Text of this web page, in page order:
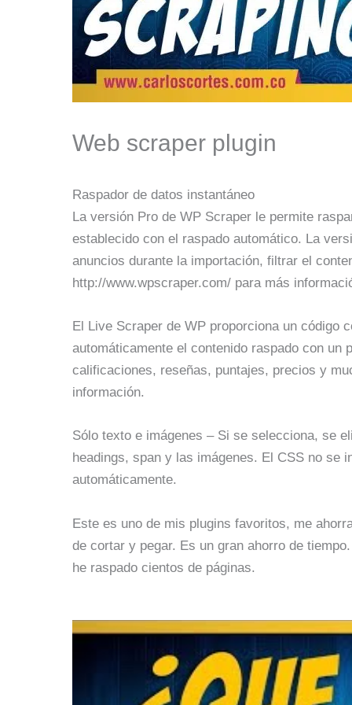
Web scraper plugin
Raspador de datos instantáneo
La versión Pro de WP Scraper le permite
establecido con el raspado automático. La
anuncios durante la importación, filtrar el
http://www.wpscraper.com/ para más
El Live Scraper de WP proporciona un código
automáticamente el contenido raspado con
calificaciones, reseñas, puntajes, precios y
información.
Sólo texto e imágenes – Si se selecciona, se
headings, span y las imágenes. El CSS no se
automáticamente.
Este es uno de mis plugins favoritos, me
de cortar y pegar. Es un gran ahorro de
he raspado cientos de páginas.